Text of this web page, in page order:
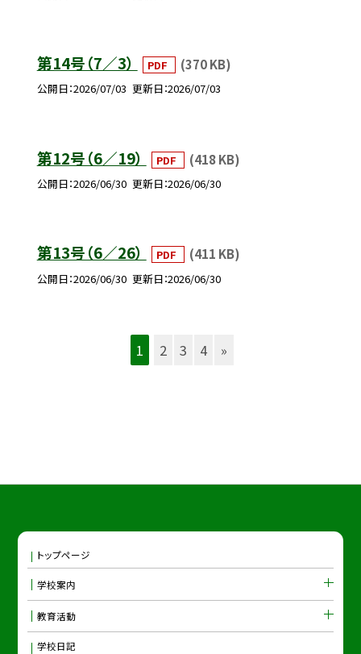
第14号（7／3） PDF (370 KB)
公開日 2026/07/03 更新日 2026/07/03
第12号（6／19） PDF (418 KB)
公開日 2026/06/30 更新日 2026/06/30
第13号（6／26） PDF (411 KB)
公開日 2026/06/30 更新日 2026/06/30
1 2 3 4 »
トップページ
学校案内
教育活動
学校日記